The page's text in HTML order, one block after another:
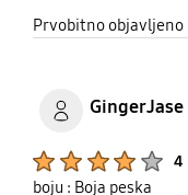
bend over the
protector. The
well, but the
the camera
to make parts
Prvobitno objavljeno
GingerJase
4
boju : Boja peska